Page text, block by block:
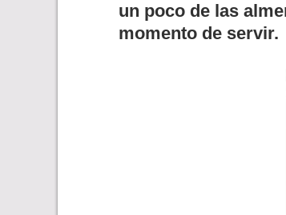
un poco de las
momento de servir.